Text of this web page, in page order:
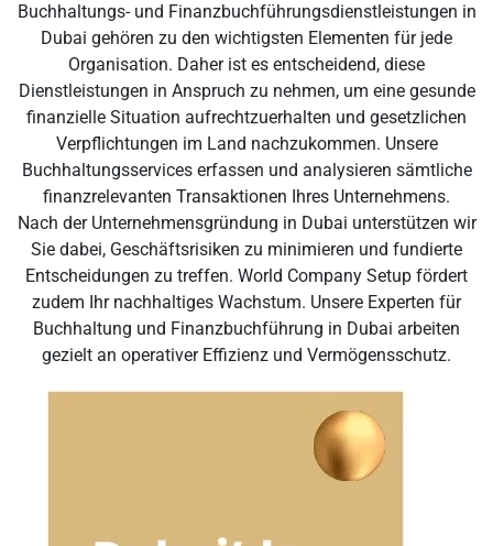
Buchhaltungs- und Finanzbuchführungsdienstleistungen in
Dubai gehören zu den wichtigsten Elementen für jede
Organisation. Daher ist es entscheidend, diese
Dienstleistungen in Anspruch zu nehmen, um eine gesunde
finanzielle Situation aufrechtzuerhalten und gesetzlichen
Verpflichtungen im Land nachzukommen. Unsere
Buchhaltungsservices erfassen und analysieren sämtliche
finanzrelevanten Transaktionen Ihres Unternehmens.
Nach der Unternehmensgründung in Dubai unterstützen wir
Sie dabei, Geschäftsrisiken zu minimieren und fundierte
Entscheidungen zu treffen. World Company Setup fördert
zudem Ihr nachhaltiges Wachstum. Unsere Experten für
Buchhaltung und Finanzbuchführung in Dubai arbeiten
gezielt an operativer Effizienz und Vermögensschutz.